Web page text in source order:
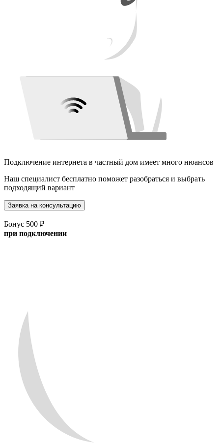
Подключение интернета в частный дом имеет много нюансов
Наш специалист бесплатно поможет разобраться и выбрать
подходящий вариант
Заявка на консультацию
Бонус 500 ₽
при подключении